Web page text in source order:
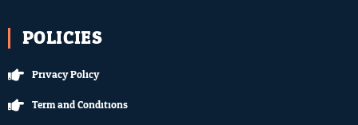
POLICIES
Privacy Policy
Term and Conditions